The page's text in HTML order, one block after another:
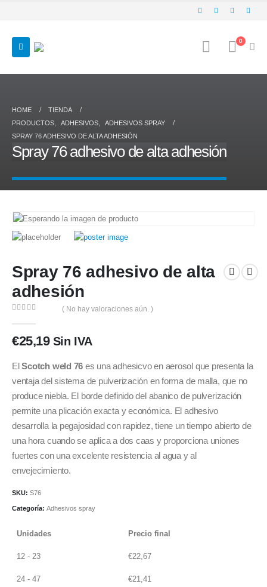
0
HOME
TIENDA
PRODUCTOS
ADHESIVOS
ADHESIVOS SPRAY
SPRAY 76 ADHESIVO DE ALTA ADHESIÓN
Spray 76 adhesivo de alta adhesión
Spray 76 adhesivo de alta
adhesión
( No hay valoraciones aún. )
€25,19 Sin IVA
ElScotch weld 76 es una adhesicvo en aerosol que presenta la
ventaja del sistema de pulverización en forma de malla, que no
produce niebla. El borde definido del abanico de pulverización
permite una plicación exacta y económica. El adhesivo
desarrolla la pegajosidad con rapidez, tiene un tiempo abierto de
una hora cuando se aplica a dos caas y proporciona uniones
fuertes con una excelente resistencia al agua y al
envejecimiento.
SKU: S76
Categoría: Adhesivos spray
Unidades Precio final
12 - 23 €22,67
24 - 47 €21,41